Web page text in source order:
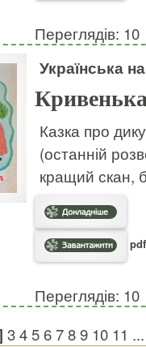
Переглядів: 10
Українська
Казка про
(останній
кращий скан,
Переглядів: 10
3456789 10 11